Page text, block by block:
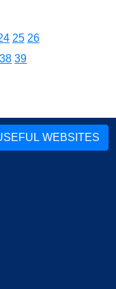
25 26
38 39
WEBSITES